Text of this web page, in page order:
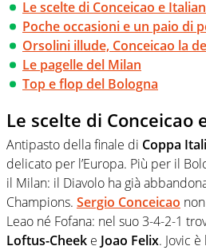
Le scelte di Conceicao e
Poche occasioni e un paio di
Orsolini illude, Conceicao la
Le pagelle del Milan
Top e flop del Bologna
Le scelte di Conceicao
Antipasto della finale di Coppa
delicato per l’Europa. Più per il
il Milan: il Diavolo ha già
Champions. Sergio Conceicao
Leao né Fofana: nel suo 3-4-2-1
Loftus-Cheek e Joao Felix. Jovic